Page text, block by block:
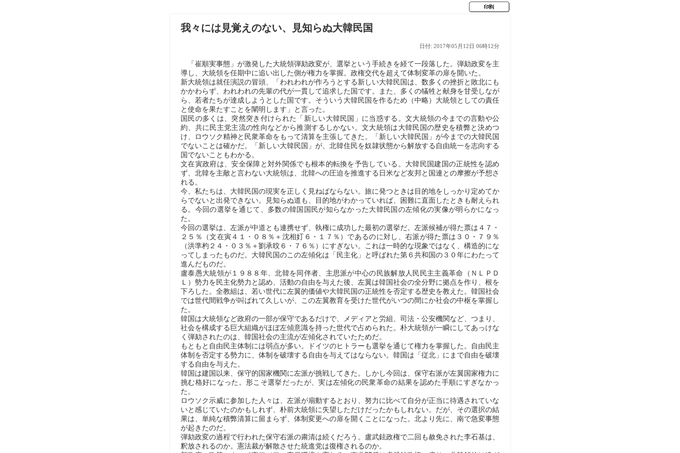
我々には見覚えのない、見知らぬ大韓民国
日付: 2017年05月12日 06時12分
「崔順実事態」が激発した大統領弾劾政変が、選挙という手続きを経て一段落した。弾劾政変を主
導し、大統領を任期中に追い出した側が権力を掌握。政権交代を超えて体制変革の扉を開いた。
新大統領は就任演説の冒頭、「われわれが作ろうとする新しい大韓民国は、数多くの挫折と敗北にも
かかわらず、われわれの先輩の代が一貫して追求した国です。また、多くの犠牲と献身を甘受しなが
ら、若者たちが達成しようとした国です。そういう大韓民国を作るため（中略）大統領としての責任
と使命を果たすことを闡明します」と言った。
国民の多くは、突然突き付けられた「新しい大韓民国」に当惑する。文大統領の今までの言動や公
約、共に民主党主流の性向などから推測するしかない。文大統領は大韓民国の歴史を積弊と決めつ
け、ロウソク精神と民衆革命をもって清算を主張してきた。「新しい大韓民国」が今までの大韓民国
でないことは確かだ。「新しい大韓民国」が、北韓住民を奴隷状態から解放する自由統一を志向する
国でないこともわかる。
文在寅政府は、安全保障と対外関係でも根本的転換を予告している。大韓民国建国の正統性を認め
ず、北韓を主敵と言わない大統領は、北韓への圧迫を推進する日米など友邦と国連との摩擦が予想さ
れる。
今、私たちは、大韓民国の現実を正しく見ねばならない。旅に発つときは目的地をしっかり定めてか
らでないと出発できない。見知らぬ道も、目的地がわかっていれば、困難に直面したときも耐えられ
る。今回の選挙を通じて、多数の韓国国民が知らなかった大韓民国の左傾化の実像が明らかになっ
た。
今回の選挙は、左派が中道とも連携せず、執権に成功した最初の選挙だ。左派候補が得た票は４７・
２５％（文在寅４１・０８％＋沈相奵６・１７％）であるのに対し、右派が得た票は３０・７９％
（洪準杓２４・０３％＋劉承旼６・７６％）にすぎない。これは一時的な現象ではなく、構造的にな
ってしまったものだ。大韓民国のこの左傾化は「民主化」と呼ばれた第６共和国の３０年にわたって
進んだものだ。
盧泰愚大統領が１９８８年、北韓を同伴者、主思派が中心の民族解放人民民主主義革命（ＮＬＰＤ
Ｌ）勢力を民主化勢力と認め、活動の自由を与えた後、左翼は韓国社会の全分野に拠点を作り、根を
下ろした。全教組は、若い世代に左翼的価値や大韓民国の正統性を否定する歴史を教えた。韓国社会
では世代間戦争が叫ばれて久しいが、この左翼教育を受けた世代がいつの間にか社会の中枢を掌握し
た。
韓国は大統領など政府の一部が保守であるだけで、メディアと労組、司法・公安機関など、つまり、
社会を構成する巨大組織がほぼ左傾意識を持った世代で占められた。朴大統領が一瞬にしてあっけな
く弾劾されたのは、韓国社会の主流が左傾化されていたためだ。
もともと自由民主体制には弱点が多い。ドイツのヒトラーも選挙を通じて権力を掌握した。自由民主
体制を否定する勢力に、体制を破壊する自由を与えてはならない。韓国は「従北」にまで自由を破壊
する自由を与えた。
韓国は建国以来、保守的国家機関に左派が挑戦してきた。しかし今回は、保守右派が左翼国家権力に
挑む格好になった。形こそ選挙だったが、実は左傾化の民衆革命の結果を認めた手順にすぎなかっ
た。
ロウソク示威に参加した人々は、左派が扇動するとおり、努力に比べて自分が正当に待遇されていな
いと感じていたのかもしれず、朴前大統領に失望しただけだったかもしれない。だが、その選択の結
果は、単純な積弊清算に留まらず、体制変更への扉を開くことになった。北より先に、南で急変事態
が起きたのだ。
弾劾政変の過程で行われた保守右派の粛清は続くだろう。盧武鉉政権で二回も赦免された李石基は、
釈放されるのか。憲法裁が解散させた統進党は復権されるのか。